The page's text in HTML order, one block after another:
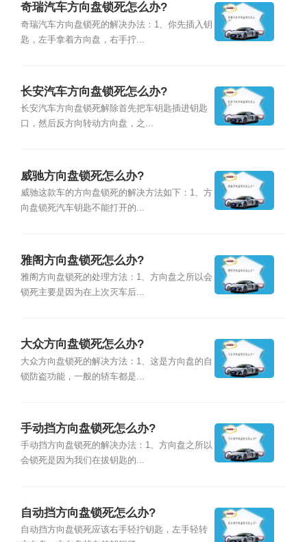
奇瑞汽车方向盘锁死怎么办?
奇瑞汽车方向盘锁死的解决办法：1、你先插入钥
匙，左手拿着方向盘，右手拧...
长安汽车方向盘锁死怎么办?
长安汽车方向盘锁死解除首先把车钥匙插进钥匙
口，然后反方向转动方向盘，之...
威驰方向盘锁死怎么办?
威驰这款车的方向盘锁死的解决方法如下：1、方
向盘锁死汽车钥匙不能打开的...
雅阁方向盘锁死怎么办?
雅阁方向盘锁死的处理方法：1、方向盘之所以会
锁死主要是因为在上次灭车后...
大众方向盘锁死怎么办?
大众方向盘锁死的解决方法：1、这是方向盘的自
锁防盗功能，一般的轿车都是...
手动挡方向盘锁死怎么办?
手动挡方向盘锁死的解决办法：1、方向盘之所以
会锁死是因为我们在拔钥匙的...
自动挡方向盘锁死怎么办?
自动挡方向盘锁死应该右手轻拧钥匙，左手轻转